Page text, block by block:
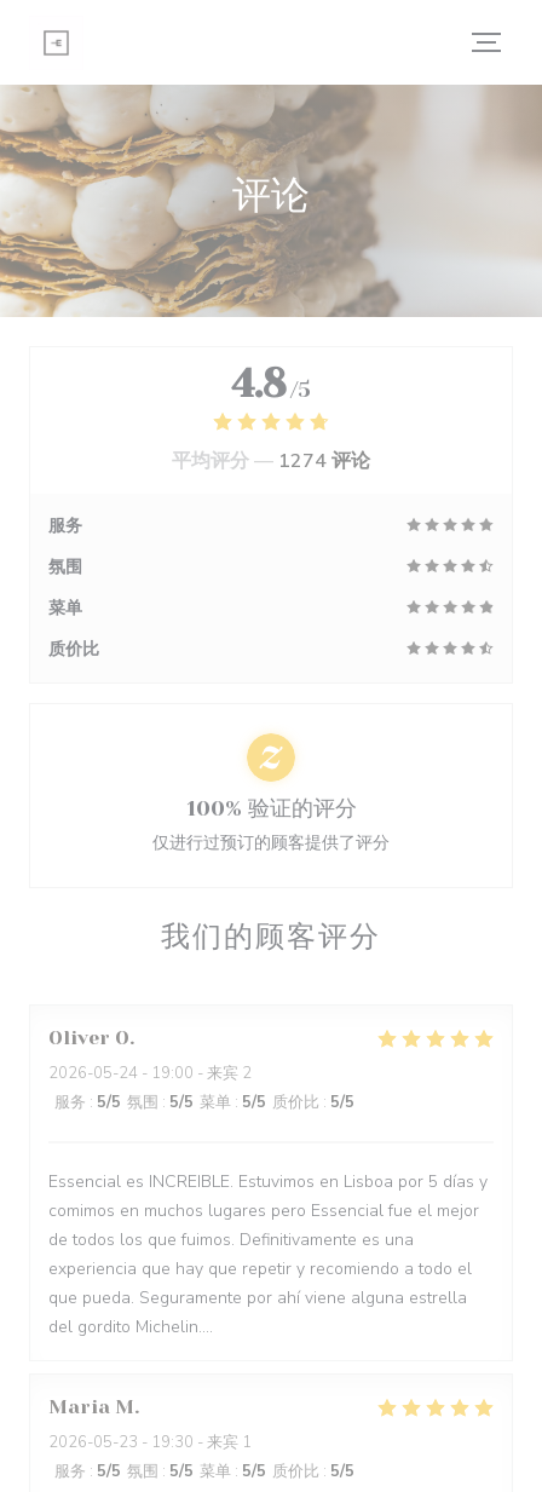
评论
我们的顾客评分
Oliver O
2026-05-24 - 19:00 - 来宾 2
服务 : 5/5 氛围 : 5/5 菜单 : 5/5 质价比 : 5/5
Essencial es INCREIBLE. Estuvimos en Lisboa por 5 días y
comimos en muchos lugares pero Essencial fue el mejor
de todos los que fuimos. Definitivamente es una
experiencia que hay que repetir y recomiendo a todo el
que pueda. Seguramente por ahí viene alguna estrella
del gordito Michelin....
Maria M
2026-05-23 - 19:30 - 来宾 1
服务 : 5/5 氛围 : 5/5 菜单 : 5/5 质价比 : 5/5
4.8 /5
平均评分 — 1274 评论
服务
氛围
菜单
质价比
100% 验证的评分
仅进行过预订的顾客提供了评分